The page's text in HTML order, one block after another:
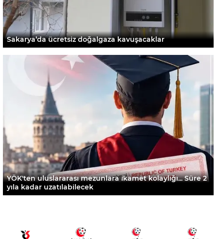
Sakarya’da ücretsiz doğalgaza kavuşacaklar
YÖK'ten uluslararası mezunlara ikamet kolaylığı... Süre 2
yıla kadar uzatılabilecek